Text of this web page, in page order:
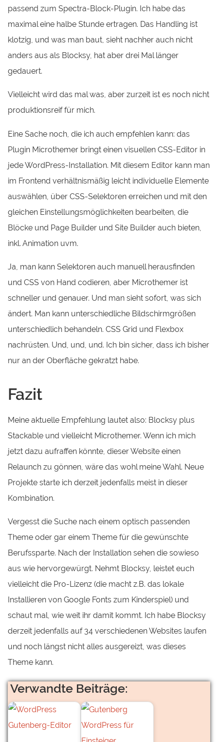
passend zum Spectra-Block-Plugin. Ich habe das
maximal eine halbe Stunde ertragen. Das Handling ist
klotzig, und was man baut, sieht nachher auch nicht
anders aus als Blocksy, hat aber drei Mal länger
gedauert.
Vielleicht wird das mal was, aber zurzeit ist es noch nicht
produktionsreif für mich.
Eine Sache noch, die ich auch empfehlen kann: das
Plugin Microthemer bringt einen visuellen CSS-Editor in
jede WordPress-Installation. Mit diesem Editor kann man
im Frontend verhältnismäßig leicht individuelle Elemente
auswählen, über CSS-Selektoren erreichen und mit den
gleichen Einstellungsmöglichkeiten bearbeiten, die
Blöcke und Page Builder und Site Builder auch bieten,
inkl. Animation uvm.
Ja, man kann Selektoren auch manuell herausfinden
und CSS von Hand codieren, aber Microthemer ist
schneller und genauer. Und man sieht sofort, was sich
ändert. Man kann unterschiedliche Bildschirmgrößen
unterschiedlich behandeln. CSS Grid und Flexbox
nachrüsten. Und, und, und. Ich bin sicher, dass ich bisher
nur an der Oberfläche gekratzt habe.
Fazit
Meine aktuelle Empfehlung lautet also: Blocksy plus
Stackable und vielleicht Microthemer. Wenn ich mich
jetzt dazu aufraffen könnte, dieser Website einen
Relaunch zu gönnen, wäre das wohl meine Wahl. Neue
Projekte starte ich derzeit jedenfalls meist in dieser
Kombination.
Vergesst die Suche nach einem optisch passenden
Theme oder gar einem Theme für die gewünschte
Berufssparte. Nach der Installation sehen die sowieso
aus wie hervorgewürgt. Nehmt Blocksy, leistet euch
vielleicht die Pro-Lizenz (die macht z.B. das lokale
Installieren von Google Fonts zum Kinderspiel) und
schaut mal, wie weit ihr damit kommt. Ich habe Blocksy
derzeit jedenfalls auf 34 verschiedenen Websites laufen
und noch längst nicht alles ausgereizt, was dieses
Theme kann.
Verwandte Beiträge: